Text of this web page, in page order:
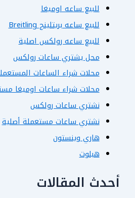
للبيع ساعه اوميغا
للبيع ساعه بريتلينج Breitling
للبيع ساعه رولكس اصلية
محل يشتري ساعات رولكس
محلات شراء الساعات
محلات شراء ساعات اوميغا
نشتري ساعات رولكس
نشتري ساعات مستعملة أصلية
هاري وينستون
هبلوت
أحدث المقالات